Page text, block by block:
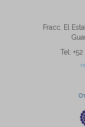
Fracc. El
Tel: